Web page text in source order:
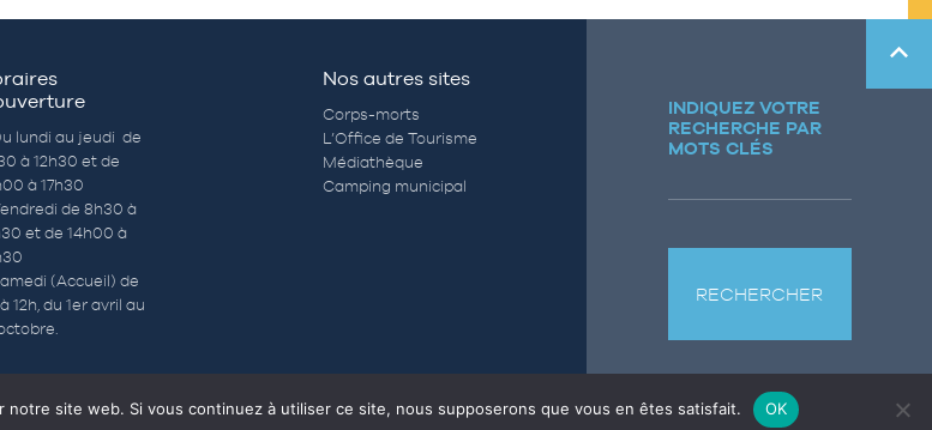
lundi au jeudi de
à 12h30 et de
à 17h30
de 8h30 à
et de 14h00 à
(Accueil) de
12h, du 1er avril au
Nos autres sites
Corps-morts
L’Office de Tourisme
Médiathèque
Camping municipal
INDIQUEZ VOTRE
RECHERCHE PAR
MOTS CLÉS
RECHERCHER
site web. Si vous continuez à utiliser ce site, nous supposerons que vous en êtes satisfait. OK